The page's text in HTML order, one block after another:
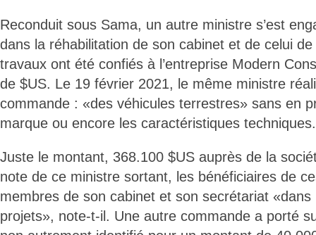
Reconduit sous Sama, un autre ministre s’est
dans la réhabilitation de son cabinet et de celui
travaux ont été confiés à l’entreprise Modern
de $US. Le 19 février 2021, le même ministre
commande : «des véhicules terrestres» sans en
marque ou encore les caractéristiques techniques.
Juste le montant, 368.100 $US auprès de la
note de ce ministre sortant, les bénéficiaires de
membres de son cabinet et son secrétariat
projets», note-t-il. Une autre commande a porté